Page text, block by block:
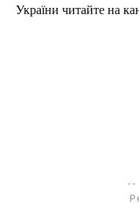
України читайте на